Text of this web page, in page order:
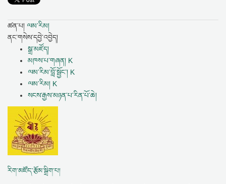
ཚན་པ། ལམ་རིམ།
ནང་གསེས་དབྱེ་འབྱེད།
སྒྲ་མཛོད།
མཁས་པ་གཞན། K
ལམ་རིམ་བློ་སྦྱོང་། K
ལམ་རིམ། K
སངས་རྒྱས་མཉན་པ་རིན་པོ་ཆེ།
རིག་མཛོད་རྩོམ་སྒྲིག་པ།